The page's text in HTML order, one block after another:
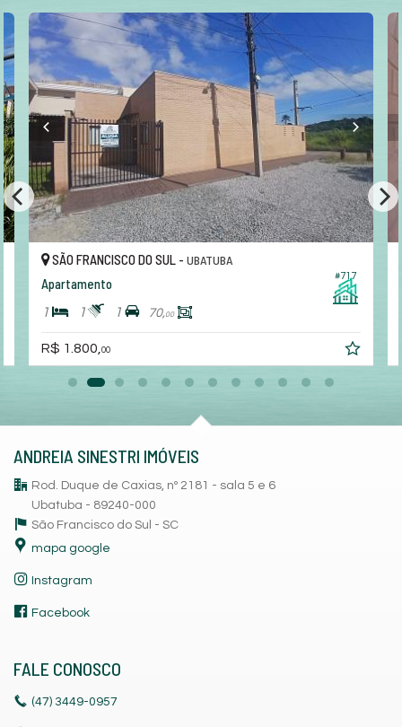
#717
SÃO FRANCISCO DO SUL - UBATUBA
Apartamento
1 1 1 70,00
R$ 1.800,00
ANDREIA SINESTRI IMÓVEIS
Rod. Duque de Caxias, nº 2181 - sala 5 e 6
Ubatuba - 89240-000
São Francisco do Sul - SC
mapa google
Instagram
Facebook
FALE CONOSCO
(47) 3449-0957